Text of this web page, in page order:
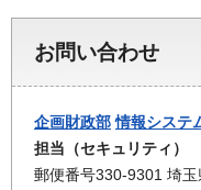
お問い合わせ
企画財政部 情報システ
担当（セキュリティ）
郵便番号330-9301 埼